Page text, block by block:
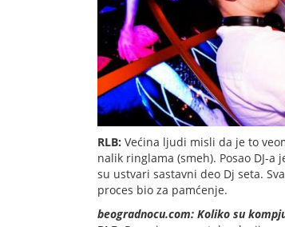
RLB: Većina ljudi misli da je to
nalik ringlama (smeh). Posao DJ-
su ustvari sastavni deo Dj seta.
proces bio za pamćenje.
beogradnocu.com: Koliko su